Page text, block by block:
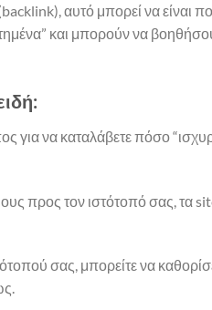
αυτό μπορεί να είναι
και μπορούν να
για να καταλάβετε πόσο
προς τον ιστότοπό σας, τα
σας, μπορείτε να